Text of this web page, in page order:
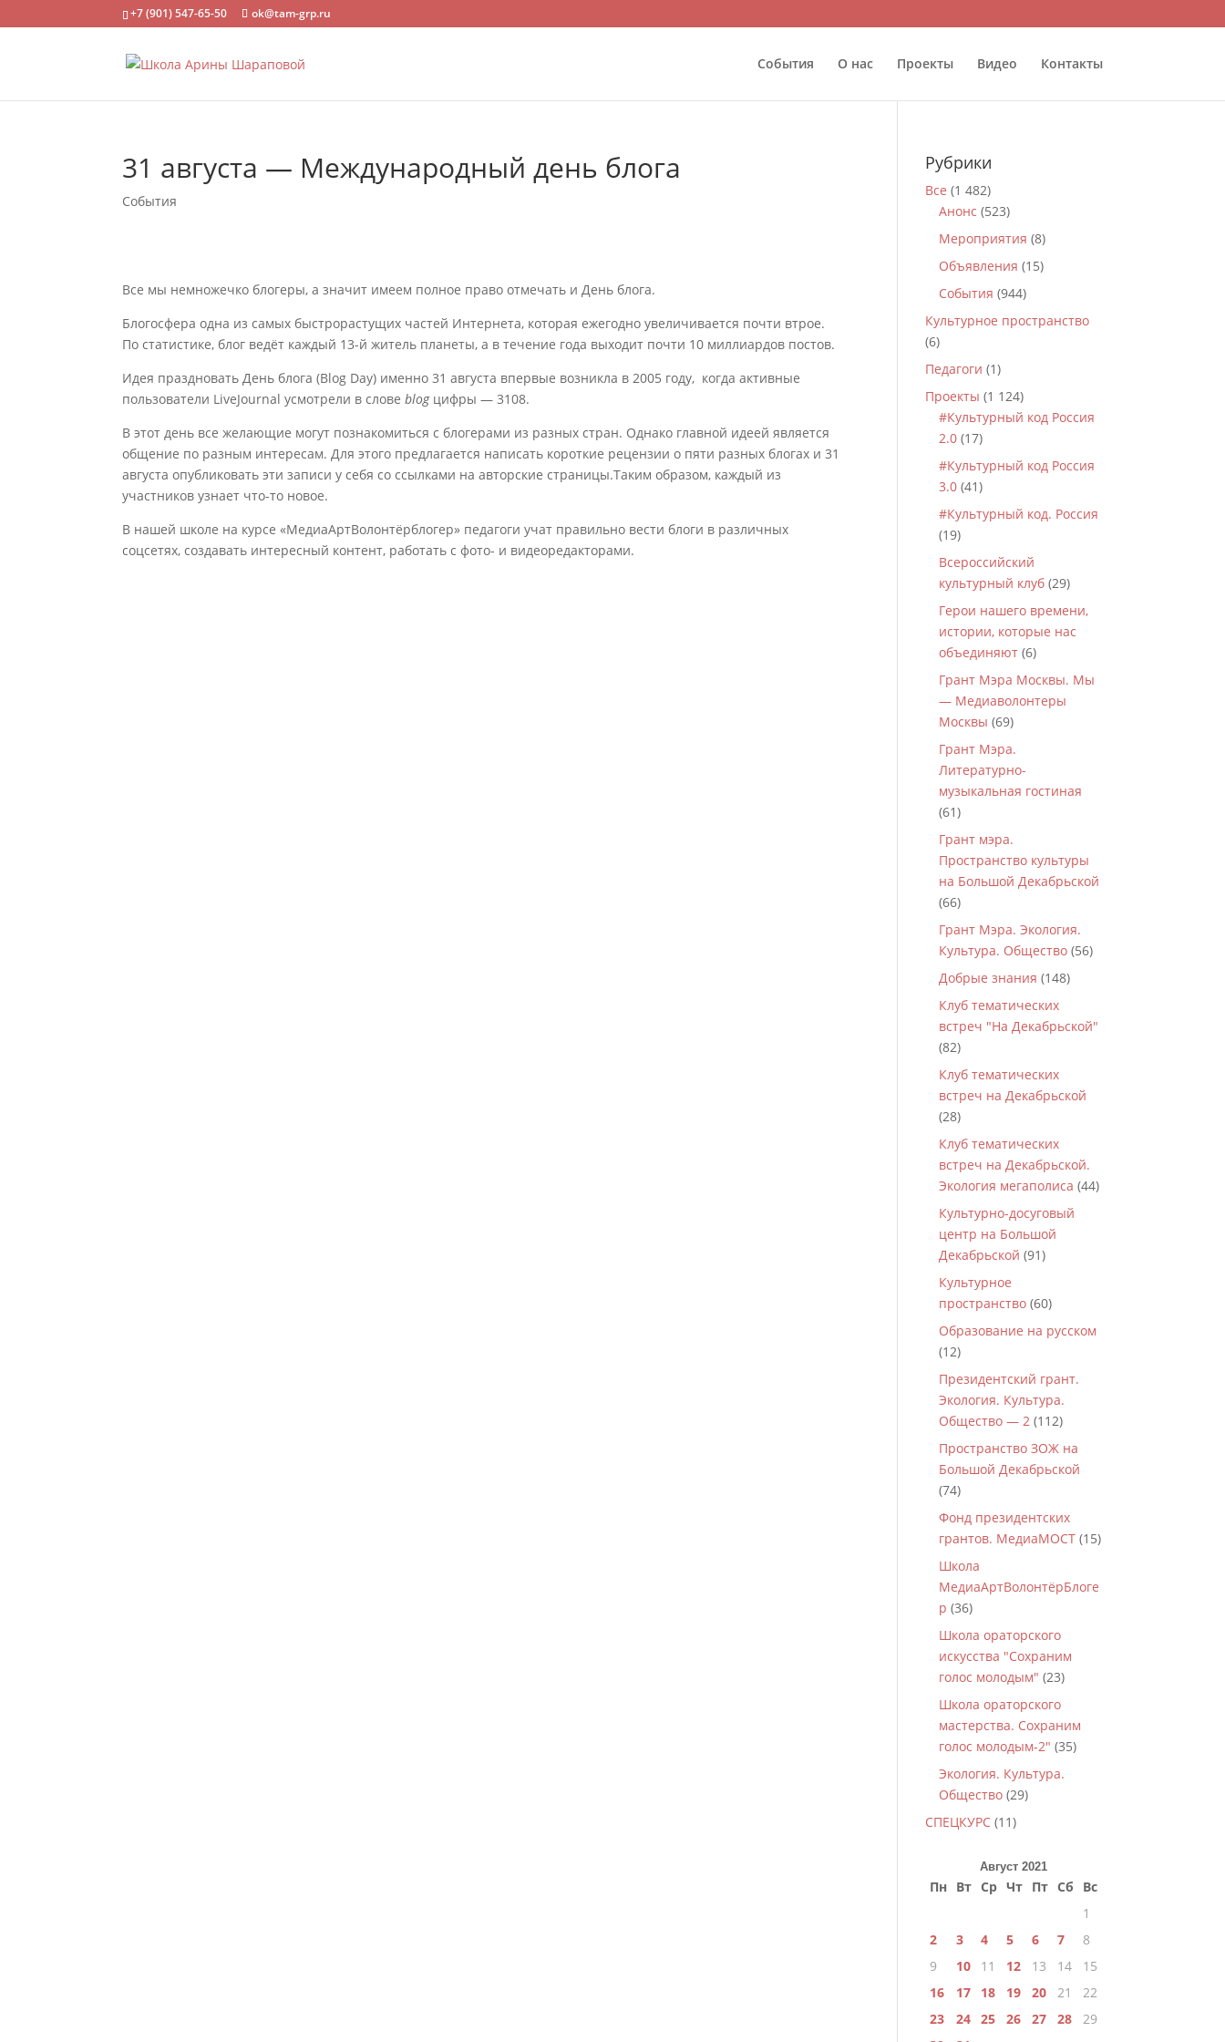
+7 (901) 547-65-50 ok@tam-grp.ru
События О нас Проекты Видео Контакты
31 августа — Международный день блога
События
Все мы немножечко блогеры, а значит имеем полное право отмечать и День блога.
Блогосфера одна из самых быстрорастущих частей Интернета, которая ежегодно увеличивается почти втрое.
По статистике, блог ведёт каждый 13-й житель планеты, а в течение года выходит почти 10 миллиардов постов.
Идея праздновать День блога (Blog Day) именно 31 августа впервые возникла в 2005 году, когда активные
пользователи LiveJournal усмотрели в словеblogцифры — 3108.
В этот день все желающие могут познакомиться с блогерами из разных стран. Однако главной идеей является
общение по разным интересам. Для этого предлагается написать короткие рецензии о пяти разных блогах и 31
августа опубликовать эти записи у себя со ссылками на авторские страницы.Таким образом, каждый из
участников узнает что-то новое.
В нашей школе на курсе «МедиаАртВолонтёрблогер» педагоги учат правильно вести блоги в различных
соцсетях, создавать интересный контент, работать с фото- и видеоредакторами.
Рубрики
Все (1 482)
Анонс (523)
Мероприятия (8)
Объявления (15)
События (944)
Культурное пространство
(6)
Педагоги (1)
Проекты (1 124)
#Культурный код Россия
2.0 (17)
#Культурный код Россия
3.0 (41)
#Культурный код. Россия
(19)
Всероссийский
культурный клуб (29)
Герои нашего времени,
истории, которые нас
объединяют (6)
Грант Мэра Москвы. Мы
— Медиаволонтеры
Москвы (69)
Грант Мэра.
Литературно-
музыкальная гостиная
(61)
Грант мэра.
Пространство культуры
на Большой Декабрьской
(66)
Грант Мэра. Экология.
Культура. Общество (56)
Добрые знания (148)
Клуб тематических
встреч "На Декабрьской"
(82)
Клуб тематических
встреч на Декабрьской
(28)
Клуб тематических
встреч на Декабрьской.
Экология мегаполиса (44)
Культурно-досуговый
центр на Большой
Декабрьской (91)
Культурное
пространство (60)
Образование на русском
(12)
Президентский грант.
Экология. Культура.
Общество — 2 (112)
Пространство ЗОЖ на
Большой Декабрьской
(74)
Фонд президентских
грантов. МедиаМОСТ (15)
Школа
МедиаАртВолонтёрБлоге
р (36)
Школа ораторского
искусства "Сохраним
голос молодым" (23)
Школа ораторского
мастерства. Сохраним
голос молодым-2" (35)
Экология. Культура.
Общество (29)
СПЕЦКУРС (11)
Август 2021
Пн Вт Ср Чт Пт Сб
Вс
1
2
3 4 5 6 7
8
9
10 11 12 13 14
15
16
17 18 19 20 21
22
23
24 25 26 27 28
29